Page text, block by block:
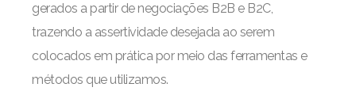
gerados a partir de negociações B2B e B2C,
trazendo a assertividade desejada ao serem
colocados em prática por meio das ferramentas e
métodos que utilizamos.